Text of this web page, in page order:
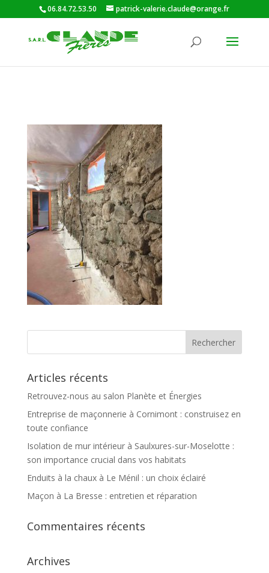
06.84.72.53.50 patrick-valerie.claude@orange.fr
Articles récents
Retrouvez-nous au salon Planète et Énergies
Entreprise de maçonnerie à Cornimont : construisez en
toute confiance
Isolation de mur intérieur à Saulxures-sur-Moselotte :
son importance crucial dans vos habitats
Enduits à la chaux à Le Ménil : un choix éclairé
Maçon à La Bresse : entretien et réparation
Commentaires récents
Archives